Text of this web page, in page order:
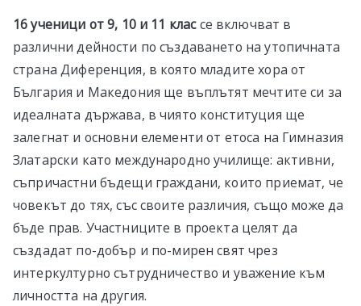
16 ученици от 9, 10 и 11 классе включват в
различни дейности по създаването на утопичната
страна Диференция, в която младите хора от
България и Македония ще въплътят мечтите си за
идеалната държава, в чиято конституция ще
залегнат и основни елементи от етоса на Гимназия
Златарски като международно училище: активни,
съпричастни бъдещи граждани, които приемат, че
човекът до тях, със своите различия, също може да
бъде прав. Участниците в проекта целят да
създадат по-добър и по-мирен свят чрез
интеркултурно сътрудничество и уважение към
личността на другия.